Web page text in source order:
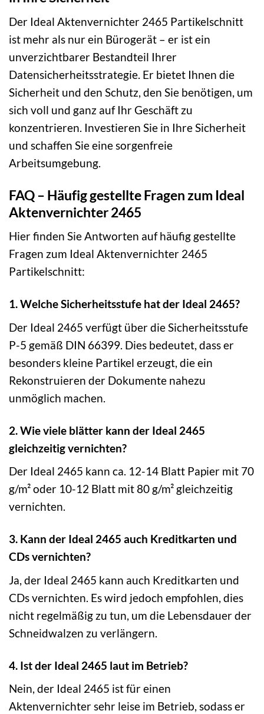
Der Ideal Aktenvernichter 2465 Partikelschnitt
ist mehr als nur ein Bürogerät – er ist ein
unverzichtbarer Bestandteil Ihrer
Datensicherheitsstrategie. Er bietet Ihnen die
Sicherheit und den Schutz, den Sie benötigen, um
sich voll und ganz auf Ihr Geschäft zu
konzentrieren. Investieren Sie in Ihre Sicherheit
und schaffen Sie eine sorgenfreie
Arbeitsumgebung.
FAQ – Häufig gestellte Fragen zum Ideal
Aktenvernichter 2465
Hier finden Sie Antworten auf häufig gestellte
Fragen zum Ideal Aktenvernichter 2465
Partikelschnitt:
1. Welche Sicherheitsstufe hat der Ideal 2465?
Der Ideal 2465 verfügt über die Sicherheitsstufe
P-5 gemäß DIN 66399. Dies bedeutet, dass er
besonders kleine Partikel erzeugt, die ein
Rekonstruieren der Dokumente nahezu
unmöglich machen.
2. Wie viele blätter kann der Ideal 2465
gleichzeitig vernichten?
Der Ideal 2465 kann ca. 12-14 Blatt Papier mit 70
g/m² oder 10-12 Blatt mit 80 g/m² gleichzeitig
vernichten.
3. Kann der Ideal 2465 auch Kreditkarten und
CDs vernichten?
Ja, der Ideal 2465 kann auch Kreditkarten und
CDs vernichten. Es wird jedoch empfohlen, dies
nicht regelmäßig zu tun, um die Lebensdauer der
Schneidwalzen zu verlängern.
4. Ist der Ideal 2465 laut im Betrieb?
Nein, der Ideal 2465 ist für einen
Aktenvernichter sehr leise im Betrieb, sodass er